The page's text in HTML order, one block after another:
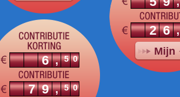
26,
Mijn
6, 50
79, 50